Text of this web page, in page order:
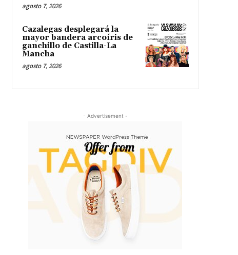
agosto 7, 2026
Cazalegas desplegará la
mayor bandera arcoíris de
ganchillo de Castilla-La
Mancha
agosto 7, 2026
- Advertisement -